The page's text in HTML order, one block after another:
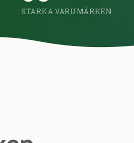
STARKA VARUMÄRKEN